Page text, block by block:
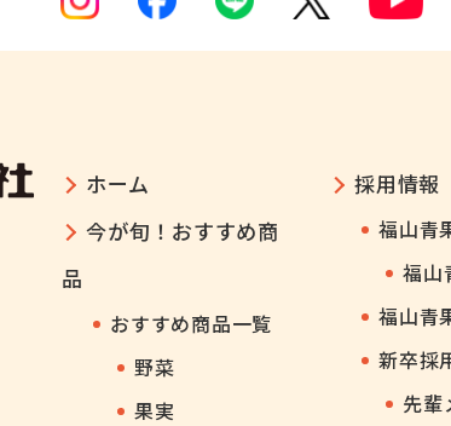
ホーム
今が旬！おすすめ商
品
おすすめ商品一覧
野菜
果実
採用情報
福山青
福山
福山青
新卒採
先輩